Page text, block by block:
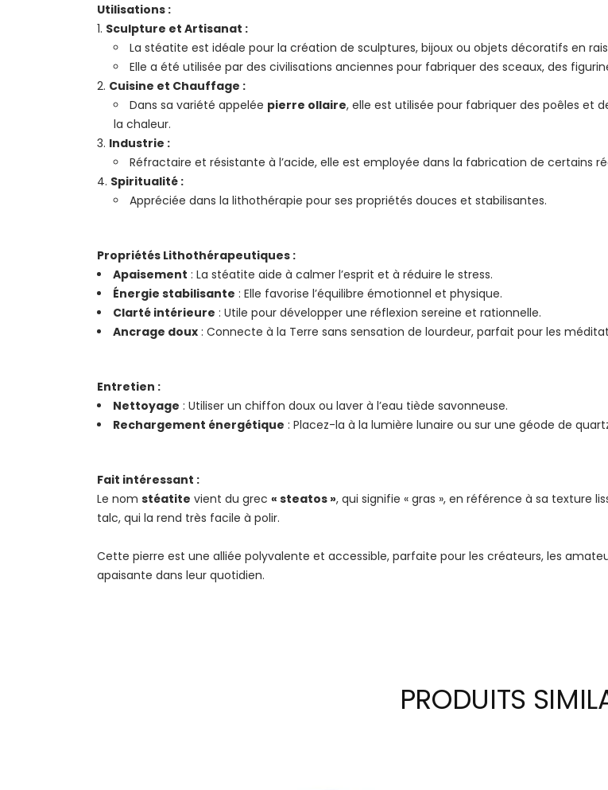
Utilisations :
Sculpture et Artisanat :
La stéatite est idéale pour la création de sculptures, bijoux ou objets décoratifs en
Elle a été utilisée par des civilisations anciennes pour fabriquer des sceaux, des
Cuisine et Chauffage :
Dans sa variété appelée pierre ollaire, elle est utilisée pour fabriquer des poêles et
la chaleur.
Industrie :
Réfractaire et résistante à l’acide, elle est employée dans la fabrication de certains
Spiritualité :
Appréciée dans la lithothérapie pour ses propriétés douces et stabilisantes.
Propriétés Lithothérapeutiques :
Apaisement : La stéatite aide à calmer l’esprit et à réduire le stress.
Énergie stabilisante : Elle favorise l’équilibre émotionnel et physique.
Clarté intérieure : Utile pour développer une réflexion sereine et rationnelle.
Ancrage doux : Connecte à la Terre sans sensation de lourdeur, parfait pour les
Entretien :
Nettoyage : Utiliser un chiffon doux ou laver à l’eau tiède savonneuse.
Rechargement énergétique : Placez-la à la lumière lunaire ou sur une géode de
Fait intéressant :
Le nom stéatite vient du grec « steatos », qui signifie « gras », en référence à sa texture
talc, qui la rend très facile à polir.
Cette pierre est une alliée polyvalente et accessible, parfaite pour les créateurs, les
apaisante dans leur quotidien.
PRODUITS